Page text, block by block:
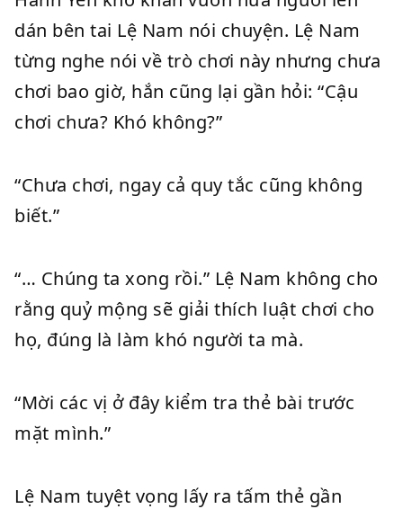
dán bên tai Lệ Nam nói chuyện. Lệ Nam
từng nghe nói về trò chơi này nhưng chưa
chơi bao giờ, hắn cũng lại gần hỏi: “Cậu
chơi chưa? Khó không?”
“Chưa chơi, ngay cả quy tắc cũng không
biết.”
“… Chúng ta xong rồi.” Lệ Nam không cho
rằng quỷ mộng sẽ giải thích luật chơi cho
họ, đúng là làm khó người ta mà.
“Mời các vị ở đây kiểm tra thẻ bài trước
mặt mình.”
Lệ Nam tuyệt vọng lấy ra tấm thẻ gần